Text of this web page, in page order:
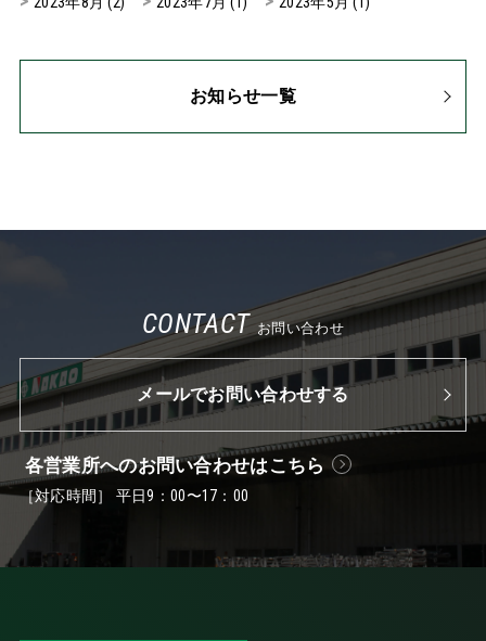
お知らせ一覧
CONTACT お問い合わせ
メールでお問い合わせする
各営業所へのお問い合わせはこちら
［対応時間］ 平日9：00〜17：00